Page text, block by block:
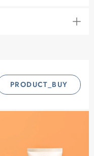
PRODUCT_BUY